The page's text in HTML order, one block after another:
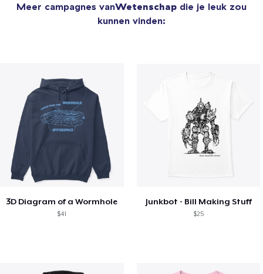
Meer campagnes vanWetenschap die je leuk zou
kunnen vinden:
3D Diagram of a Wormhole
$41
Junkbot - Bill Making Stuff
$25